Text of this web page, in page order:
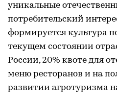
уникальные
потребительский
формируется культура
текущем состоянии
России, 20% квоте для
меню ресторанов и на
развитии агротуризма